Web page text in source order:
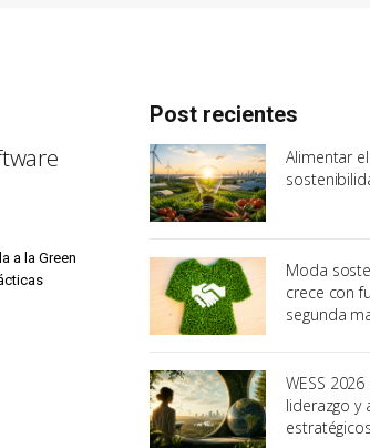
a la Green
Post recientes
Alimentar
Moda
crece con
segunda
WESS
liderazgo y
estratégicos